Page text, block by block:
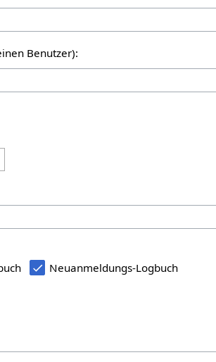
Benutzer):
Neuanmeldungs-Logbuch